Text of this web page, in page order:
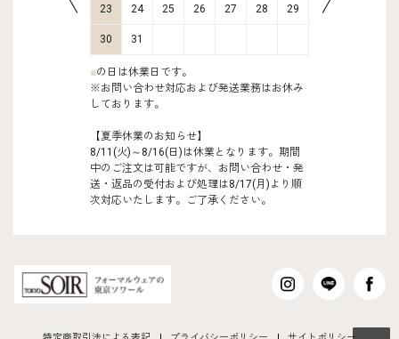
23 24 25 26 27 28 29
30 31
■の日は休業日です。
※お問い合わせ対応および発送業務はお休み
しております。
【夏季休業のお知らせ】
8/11(火)～8/16(日)は休業となります。期間
中のご注文は可能ですが、お問い合わせ・発
送・返品の受付および処理は8/17(月)より順
次対応いたします。ご了承ください。